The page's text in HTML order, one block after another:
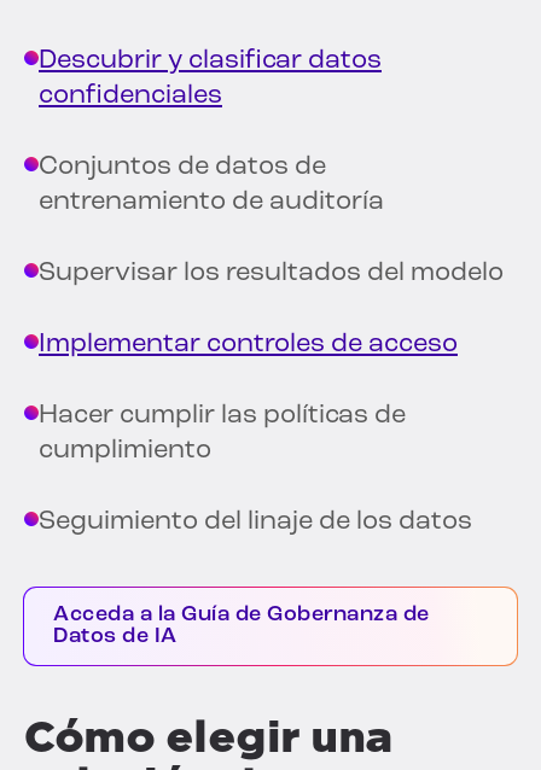
Descubrir y clasificar datos
confidenciales
Conjuntos de datos de
entrenamiento de auditoría
Supervisar los resultados del modelo
Implementar controles de acceso
Hacer cumplir las políticas de
cumplimiento
Seguimiento del linaje de los datos
Acceda a la Guía de Gobernanza de
Datos de IA
Cómo elegir una